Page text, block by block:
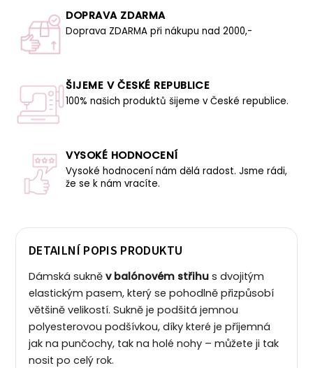
DOPRAVA ZDARMA
Doprava ZDARMA při nákupu nad 2000,-
ŠIJEME V ČESKÉ REPUBLICE
100% našich produktů šijeme v České republice.
VYSOKÉ HODNOCENÍ
Vysoké hodnocení nám dělá radost. Jsme rádi,
že se k nám vracíte.
DETAILNÍ POPIS PRODUKTU
Dámská sukně v balónovém střihu s dvojitým
elastickým pasem, který se pohodlně přizpůsobí
většině velikostí. Sukně je podšitá jemnou
polyesterovou podšívkou, díky které je příjemná
jak na punčochy, tak na holé nohy – můžete ji tak
nosit po celý rok.